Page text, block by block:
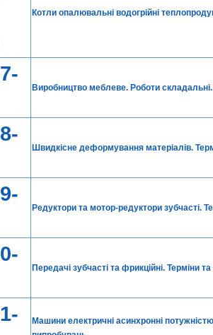
Котли опалювальні водогрійні
Виробництво меблеве. Роботи
Швидкісне деформування матеріалів.
Редуктори та мотор-редуктори зубчасті.
Передачі зубчасті та фрикційні. Терміни
Машини електричні асинхронні